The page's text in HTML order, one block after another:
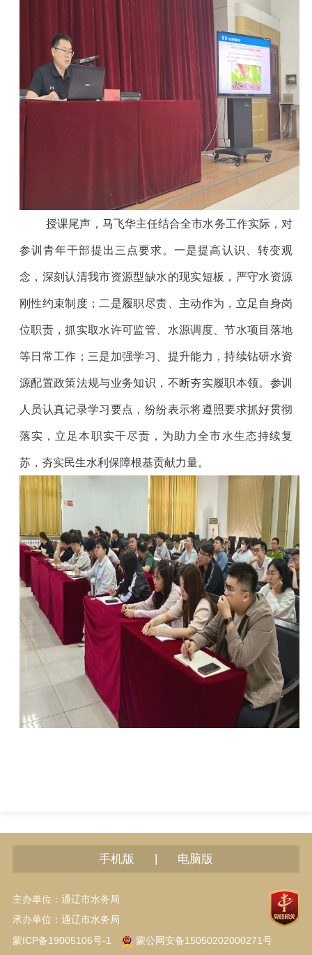
授课尾声，马飞华主任结合全市水务工作实际，对
参训青年干部提出三点要求。一是提高认识、转变观
念，深刻认清我市资源型缺水的现实短板，严守水资源
刚性约束制度；二是履职尽责、主动作为，立足自身岗
位职责，抓实取水许可监管、水源调度、节水项目落地
等日常工作；三是加强学习、提升能力，持续钻研水资
源配置政策法规与业务知识，不断夯实履职本领。参训
人员认真记录学习要点，纷纷表示将遵照要求抓好贯彻
落实，立足本职实干尽责，为助力全市水生态持续复
苏，夯实民生水利保障根基贡献力量。
手机版 电脑版
主办单位：通辽市水务局
承办单位：通辽市水务局
蒙ICP备19005106号-1
蒙公网安备15050202000271号